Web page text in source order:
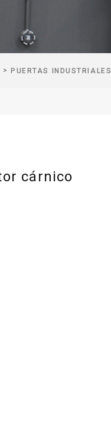
>PUERTAS INDUSTRIALES
cárnico